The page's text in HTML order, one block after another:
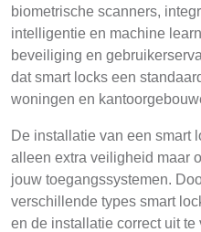
biometrische scanners,
intelligentie en machine
beveiliging en
dat smart locks een
woningen en
De installatie van een smart
alleen extra veiligheid maar
jouw toegangssystemen.
verschillende types smart
en de installatie correct uit te